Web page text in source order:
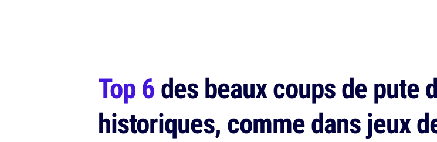
Top 6des beaux coups de pute
historiques, comme dans jeux